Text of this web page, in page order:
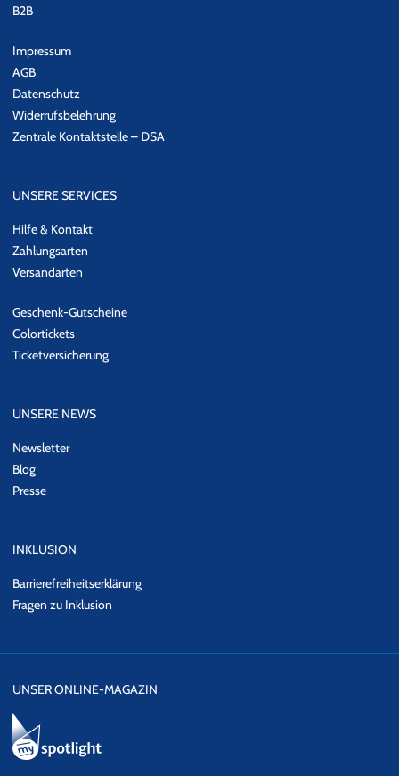
B2B
Impressum
AGB
Datenschutz
Widerrufsbelehrung
Zentrale Kontaktstelle – DSA
UNSERE SERVICES
Hilfe & Kontakt
Zahlungsarten
Versandarten
Geschenk-Gutscheine
Colortickets
Ticketversicherung
UNSERE NEWS
Newsletter
Blog
Presse
INKLUSION
Barrierefreiheitserklärung
Fragen zu Inklusion
UNSER ONLINE-MAGAZIN